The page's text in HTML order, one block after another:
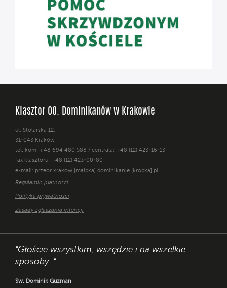
Klasztor OO. Dominikanów w Krakowie
ul. Stolarska 12,
31-043 Kraków
tel. kom. +48 694 480 588 / centrala: +48 (12) 423-16-13
fax klasztoru: +48 (12) 423-00-80
e-mail: przeor.krakow [małpka] dominikanie [kropka] pl
Regulamin płatności
Polityka prywatności
Zasady zgłaszania intencji
"Głoście wszystkim, wszędzie i na wszelkie
sposoby. "
Św. Dominik Guzman